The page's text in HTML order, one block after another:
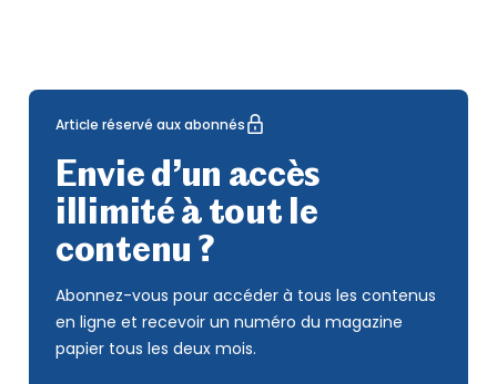
Article réservé aux abonnés
Envie d’un accès
illimité à tout le
contenu ?
Abonnez-vous pour accéder à tous les contenus
en ligne et recevoir un numéro du magazine
papier tous les deux mois.